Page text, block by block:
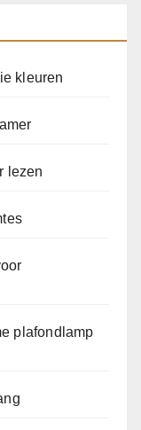
kleuren
lezen
plafondlamp